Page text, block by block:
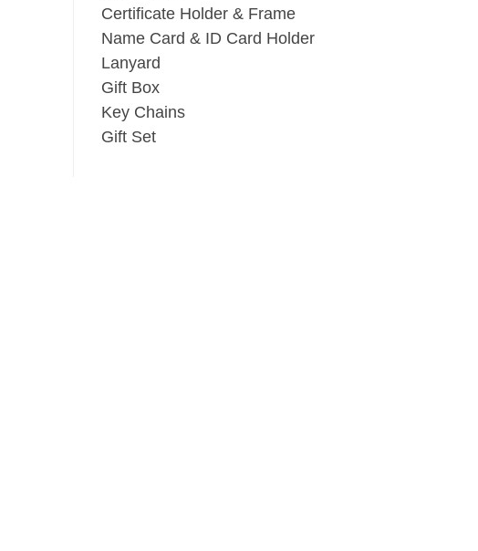
Certificate Holder & Frame
Name Card & ID Card Holder
Lanyard
Gift Box
Key Chains
Gift Set